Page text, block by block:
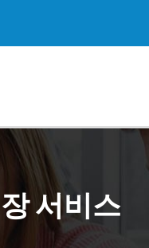
서비스